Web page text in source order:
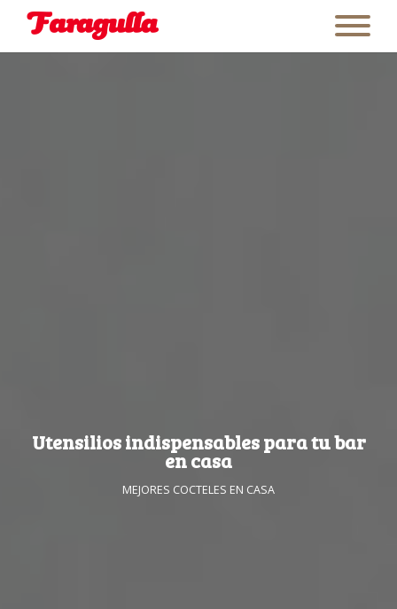
Utensilios indispensables para tu bar
en casa
MEJORES COCTELES EN CASA